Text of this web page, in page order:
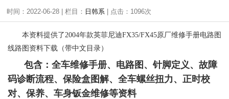
时间：2022-06-28 | 栏目： 日韩系 | 点击： 1096次
本资料提供了2004年款英菲尼迪FX35/FX45原厂维修手册电路图
线路图资料下载（带中文目录）
包含：全车维修手册、电路图、针脚定义、故障
码诊断流程、保险盒图解、全车螺丝扭力、正时校
对、保养、车身钣金维修等资料